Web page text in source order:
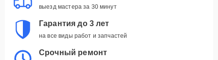
выезд мастера за 30 минут
Гарантия до 3 лет
на все виды работ и запчастей
Срочный ремонт